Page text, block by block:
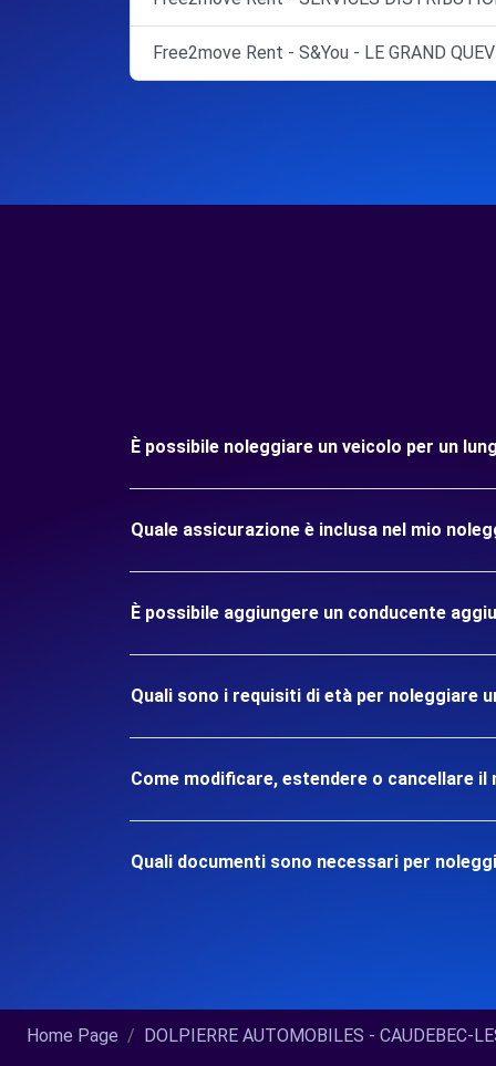
Free2move Rent - S&You - LE GRAND
È possibile noleggiare un veicolo per un
Quale assicurazione è inclusa nel mio
È possibile aggiungere un conducente
Quali sono i requisiti di età per noleggiare
Come modificare, estendere o cancellare il
Quali documenti sono necessari per
Home Page DOLPIERRE AUTOMOBILES - CAUDEBEC-